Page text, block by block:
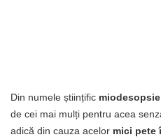
Din numele științific miodesopsie
de cei mai mulți pentru acea
adică din cauza acelor mici pete